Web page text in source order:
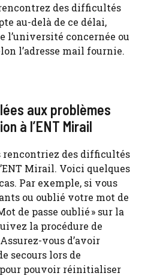
des difficultés
au-delà de ce délai,
l’université concernée ou
l’adresse mail fournie.
aux problèmes
à l’ENT Mirail
rencontriez des difficultés
Mirail. Voici quelques
Par exemple, si vous
ou oublié votre mot de
de passe oublié » sur la
la procédure de
vous d’avoir
secours lors de
pouvoir réinitialiser